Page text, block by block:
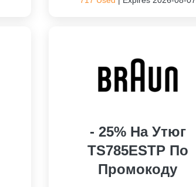
- 25% На Утюг
TS785ESTP По
Промокоду